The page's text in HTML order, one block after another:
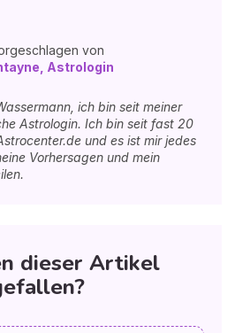
von
Astrologin
ich bin seit meiner
Astrologin. Ich bin seit fast 20
und es ist mir jedes
Vorhersagen und mein
dieser Artikel